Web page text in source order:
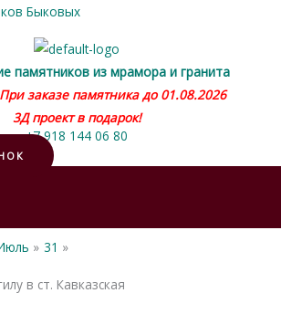
Быковых
памятников из мрамора и гранита
заказе памятника до 01.08.2026
3Д проект в подарок!
+7 918 144 06 80
Меню
31
в ст. Кавказская